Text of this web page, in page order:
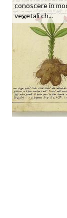
conoscere in
vegetali ch...